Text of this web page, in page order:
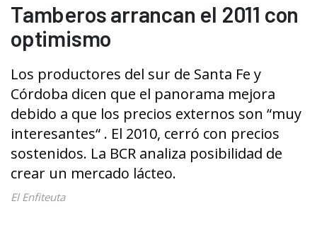
Tamberos arrancan el 2011 con
optimismo
Los productores del sur de Santa Fe y
Córdoba dicen que el panorama mejora
debido a que los precios externos son “muy
interesantes“ . El 2010, cerró con precios
sostenidos. La BCR analiza posibilidad de
crear un mercado lácteo.
El Enfiteuta